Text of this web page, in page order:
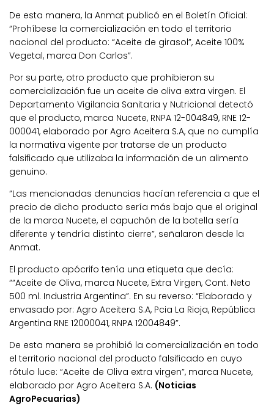
De esta manera, la Anmat publicó en el Boletín Oficial:
“Prohíbese la comercialización en todo el territorio
nacional del producto: “Aceite de girasol”, Aceite 100%
Vegetal, marca Don Carlos”.
Por su parte, otro producto que prohibieron su
comercialización fue un aceite de oliva extra virgen. El
Departamento Vigilancia Sanitaria y Nutricional detectó
que el producto, marca Nucete, RNPA 12-004849, RNE 12-
000041, elaborado por Agro Aceitera S.A, que no cumplía
la normativa vigente por tratarse de un producto
falsificado que utilizaba la información de un alimento
genuino.
“Las mencionadas denuncias hacían referencia a que el
precio de dicho producto sería más bajo que el original
de la marca Nucete, el capuchón de la botella sería
diferente y tendría distinto cierre”, señalaron desde la
Anmat.
El producto apócrifo tenía una etiqueta que decía:
““Aceite de Oliva, marca Nucete, Extra Virgen, Cont. Neto
500 ml. Industria Argentina”. En su reverso: “Elaborado y
envasado por: Agro Aceitera S.A, Pcia La Rioja, República
Argentina RNE 12000041, RNPA 12004849”.
De esta manera se prohibió la comercialización en todo
el territorio nacional del producto falsificado en cuyo
rótulo luce: “Aceite de Oliva extra virgen”, marca Nucete,
elaborado por Agro Aceitera S.A. (Noticias
AgroPecuarias)